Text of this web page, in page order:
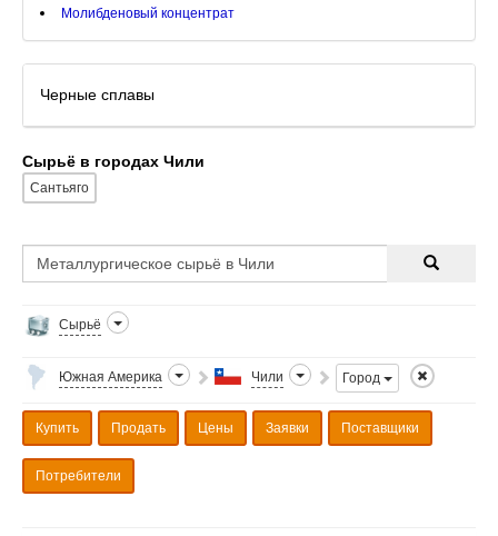
Молибденовый концентрат
Черные сплавы
Сырьё в городах Чили
Сантьяго
Сырьё
Южная Америка Чили Город
Купить Продать Цены Заявки Поставщики
Потребители